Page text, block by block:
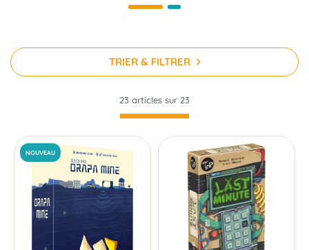
TRIER & FILTRER
23 articles sur 23
NOUVEAU